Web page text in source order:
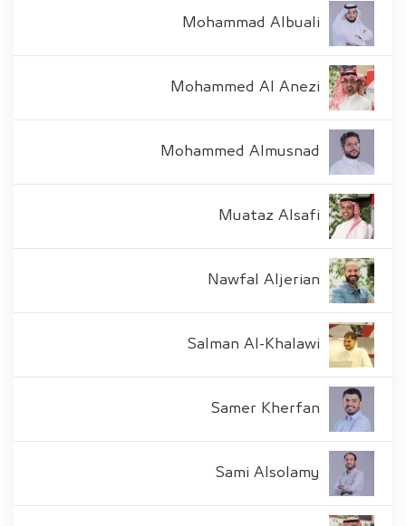
Mohammad Albuali
Mohammed Al Anezi
Mohammed Almusnad
Muataz Alsafi
Nawfal Aljerian
Salman Al-Khalawi
Samer Kherfan
Sami Alsolamy